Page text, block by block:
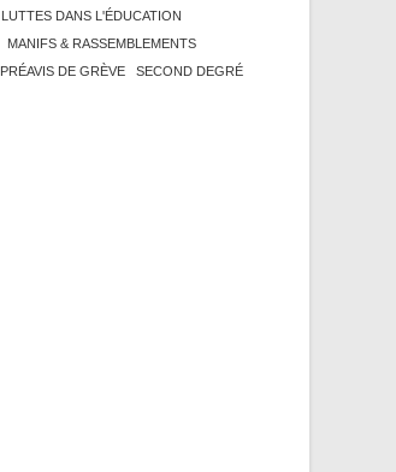
LUTTES DANS L'ÉDUCATION
MANIFS & RASSEMBLEMENTS
PRÉAVIS DE GRÈVE SECOND DEGRÉ